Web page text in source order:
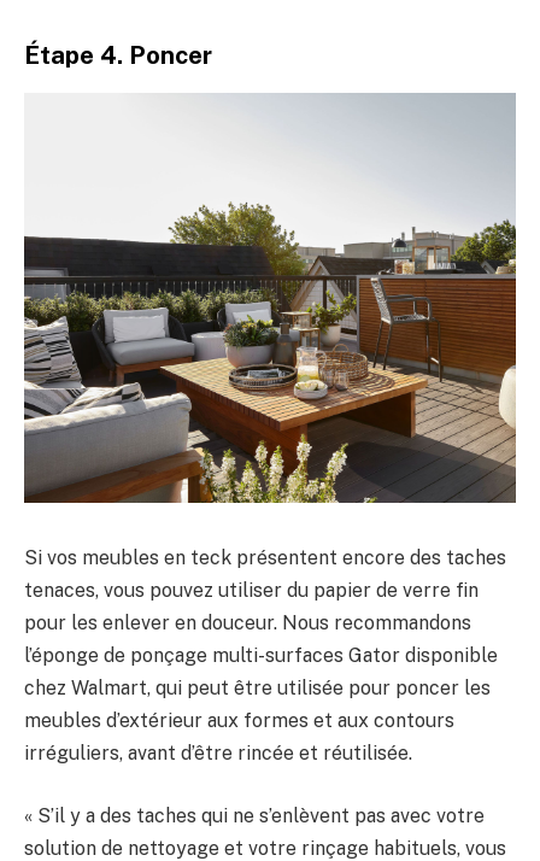
Étape 4. Poncer
Si vos meubles en teck présentent encore des taches
tenaces, vous pouvez utiliser du papier de verre fin
pour les enlever en douceur. Nous recommandons
l’éponge de ponçage multi-surfaces Gator disponible
chez Walmart, qui peut être utilisée pour poncer les
meubles d’extérieur aux formes et aux contours
irréguliers, avant d’être rincée et réutilisée.
« S’il y a des taches qui ne s’enlèvent pas avec votre
solution de nettoyage et votre rinçage habituels, vous